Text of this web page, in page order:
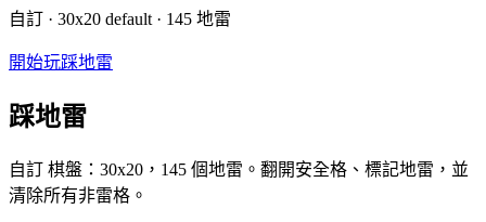
自訂 · 30x20 default · 145 地雷
開始玩踩地雷
踩地雷
自訂 棋盤：30x20，145 個地雷。翻開安全格、標記地雷，並
清除所有非雷格。